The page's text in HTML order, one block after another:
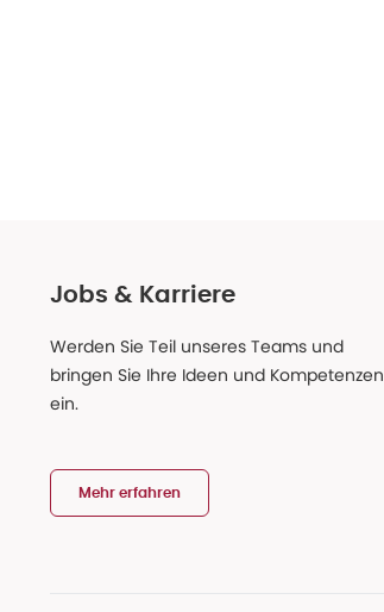
Jobs & Karriere
Werden Sie Teil unseres Teams und
bringen Sie Ihre Ideen und Kompetenzen
ein.
Mehr erfahren